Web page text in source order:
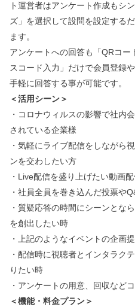
ト運営者はアンケート作成もシ
ズ」を選択して設問を設定する
ます。
アンケートへの回答も「QRコ
スコード入力」だけで会員登録
手軽に回答する事が可能です。
＜活用シーン＞
・コロナウィルスの影響で社内
されている企業様
・気軽にライブ配信をしながら
ンを交わしたい方
・Live配信を盛り上げたい動画
・社員全員を巻き込んだ投票や
・質疑応答の時間にシーンとな
を創出したい時
・上記のようなイベントの企画
・配信時に視聴者とインタラク
りたい時
・アンケートの用意、回収など
＜機能・料金プラン＞